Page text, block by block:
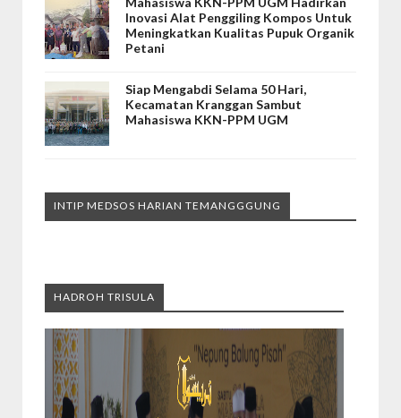
Inovasi Alat Penggiling Kompos Untuk
Meningkatkan Kualitas Pupuk Organik
Petani
Siap Mengabdi Selama 50 Hari,
Kecamatan Kranggan Sambut
Mahasiswa KKN-PPM UGM
INTIP MEDSOS HARIAN TEMANGGGUNG
HADROH TRISULA